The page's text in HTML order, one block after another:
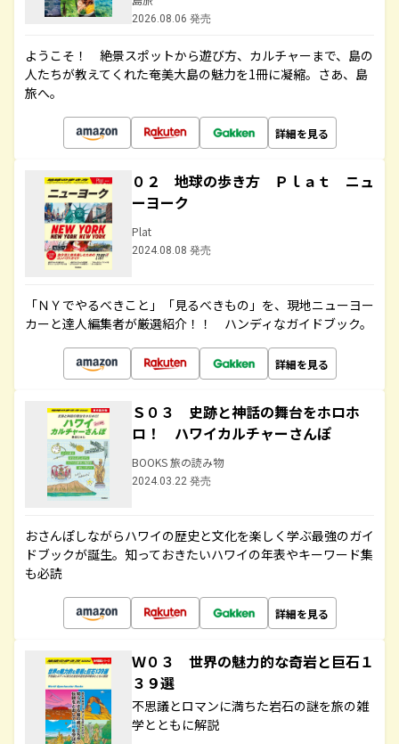
2026.08.06 発売
ようこそ！ 絶景スポットから遊び方、カルチャーまで、島の
人たちが教えてくれた奄美大島の魅力を1冊に凝縮。さあ、島
旅へ。
詳細を見る
０２ 地球の歩き方 Ｐｌａｔ ニュ
ーヨーク
Plat
2024.08.08 発売
「ＮＹでやるべきこと」「見るべきもの」を、現地ニューヨー
カーと達人編集者が厳選紹介！！ ハンディなガイドブック。
詳細を見る
Ｓ０３ 史跡と神話の舞台をホロホ
ロ！ ハワイカルチャーさんぽ
BOOKS 旅の読み物
2024.03.22 発売
おさんぽしながらハワイの歴史と文化を楽しく学ぶ最強のガイ
ドブックが誕生。知っておきたいハワイの年表やキーワード集
も必読
詳細を見る
Ｗ０３ 世界の魅力的な奇岩と巨石１
３９選
不思議とロマンに満ちた岩石の謎を旅の雑
学とともに解説